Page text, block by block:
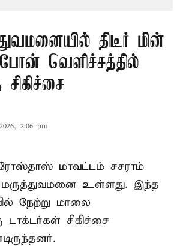
திடீர் மின்
வெளிச்சத்தில்
2:06 pm
மாவட்டம் சசராம்
மருத்துவமனை உள்ளது. இந்த
நேற்று மாலை
டாக்டர்கள் சிகிச்சை